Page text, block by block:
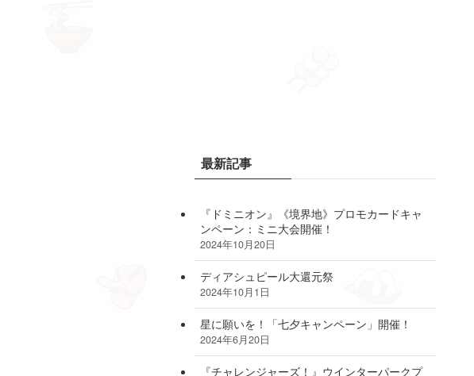
最新記事
『ドミニオン』《境界地》プロモカードキャ
ンペーン：ミニ大会開催！
2024年10月20日
ディアシュピール大還元祭
2024年10月1日
星に願いを！「七夕キャンペーン」開催！
2024年6月20日
『チャレンジャーズ！』ウインターパークプ